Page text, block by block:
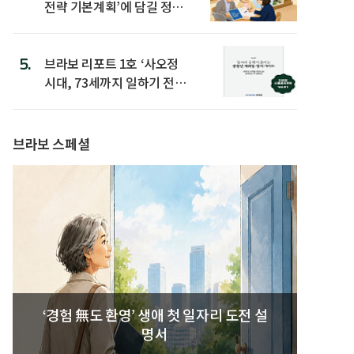
전략 기본계획’에 담길 정책
5.
브라보 리포트 1호 ‘사오정
시대, 73세까지 일하기 전략’
브라보 스페셜
‘경험 無도 환영’ 생애 첫 일자리 도전 설
명서